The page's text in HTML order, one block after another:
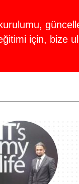
için, bize